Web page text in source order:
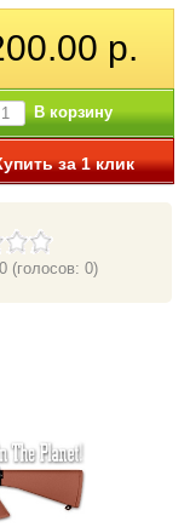
р.
В корзину
за 1 клик
(голосов: 0)